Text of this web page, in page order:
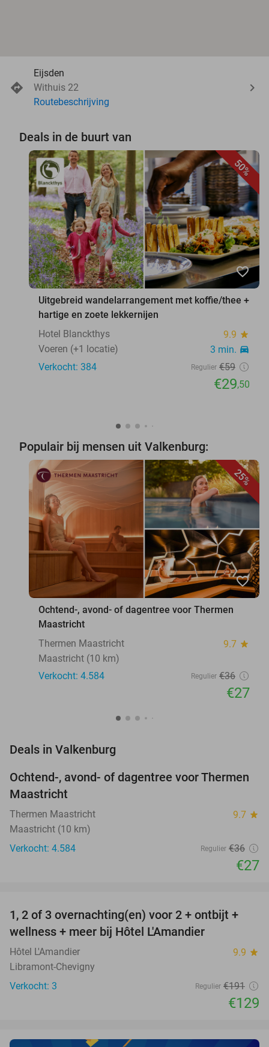
Eijsden
Withuis 22
Routebeschrijving
Deals in de buurt van
50%
favorite_border
Uitgebreid wandelarrangement met koffie/thee +
hartige en zoete lekkernijen
Hotel Blanckthys
9.9 star
Voeren (+1 locatie) 3 min. directions_car
Verkocht: 384 Regulier €59
€29,50
Populair bij mensen uit Valkenburg:
25%
favorite_border
Ochtend-, avond- of dagentree voor Thermen
Maastricht
Thermen Maastricht
9.7 star
Maastricht (10 km)
Verkocht: 4.584
Regulier €36
€27
Deals in Valkenburg
25%
Ochtend-, avond- of dagentree voor Thermen
Maastricht
Thermen Maastricht 9.7 star
Maastricht (10 km)
Verkocht: 4.584
Regulier €36
€27
32%
TODAY
1, 2 of 3 overnachting(en) voor 2 + ontbijt +
wellness + meer bij Hôtel L'Amandier
Hôtel L'Amandier 9.9 star
Libramont-Chevigny
Verkocht: 3
Regulier €191
€129